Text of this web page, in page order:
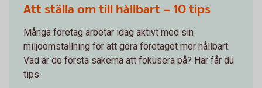
Att ställa om till hållbart – 10 tips
Många företag arbetar idag aktivt med sin
miljöomställning för att göra företaget mer hållbart.
Vad är de första sakerna att fokusera på? Här får du
tips.